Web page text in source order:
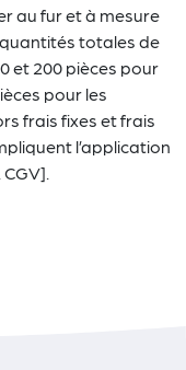
au fur et à mesure
totales de
et 200 pièces pour
pour les
frais fixes et frais
l’application